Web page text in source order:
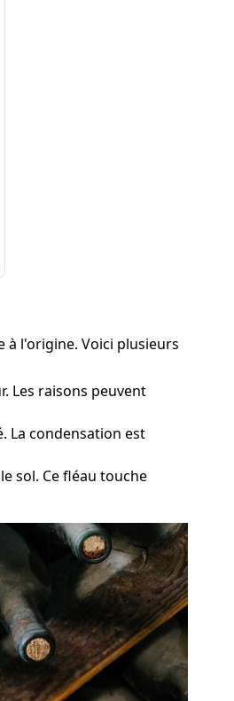
à l'origine. Voici plusieurs
Les raisons peuvent
La condensation est
sol. Ce fléau touche